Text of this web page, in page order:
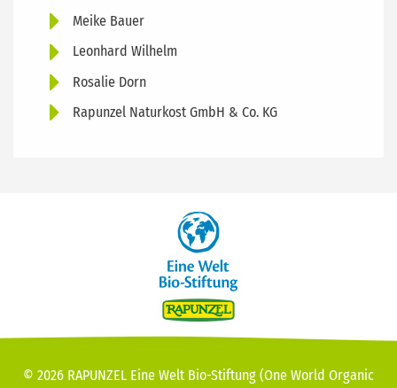
Meike Bauer
Leonhard Wilhelm
Rosalie Dorn
Rapunzel Naturkost GmbH & Co. KG
© 2026 RAPUNZEL Eine Welt Bio-Stiftung (One World Organic